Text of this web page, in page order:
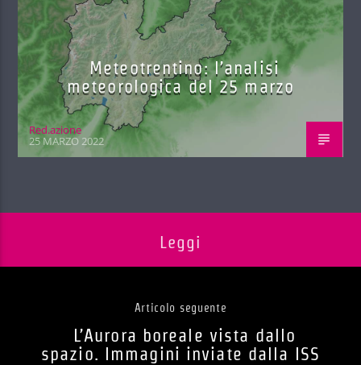
Meteotrentino: l’analisi
meteorologica del 25 marzo
Red.azione
25 MARZO 2022
Leggi
Articolo seguente
L’Aurora boreale vista dallo
spazio. Immagini inviate dalla ISS